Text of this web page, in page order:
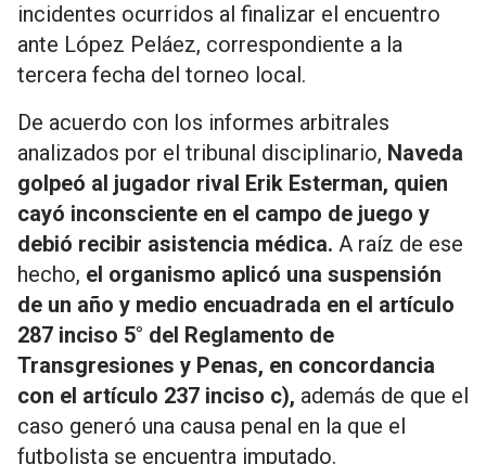
incidentes ocurridos al finalizar el encuentro
ante López Peláez, correspondiente a la
tercera fecha del torneo local.
De acuerdo con los informes arbitrales
analizados por el tribunal disciplinario, Naveda
golpeó al jugador rival Erik Esterman, quien
cayó inconsciente en el campo de juego y
debió recibir asistencia médica. A raíz de ese
hecho, el organismo aplicó una suspensión
de un año y medio encuadrada en el artículo
287 inciso 5° del Reglamento de
Transgresiones y Penas, en concordancia
con el artículo 237 inciso c), además de que el
caso generó una causa penal en la que el
futbolista se encuentra imputado.